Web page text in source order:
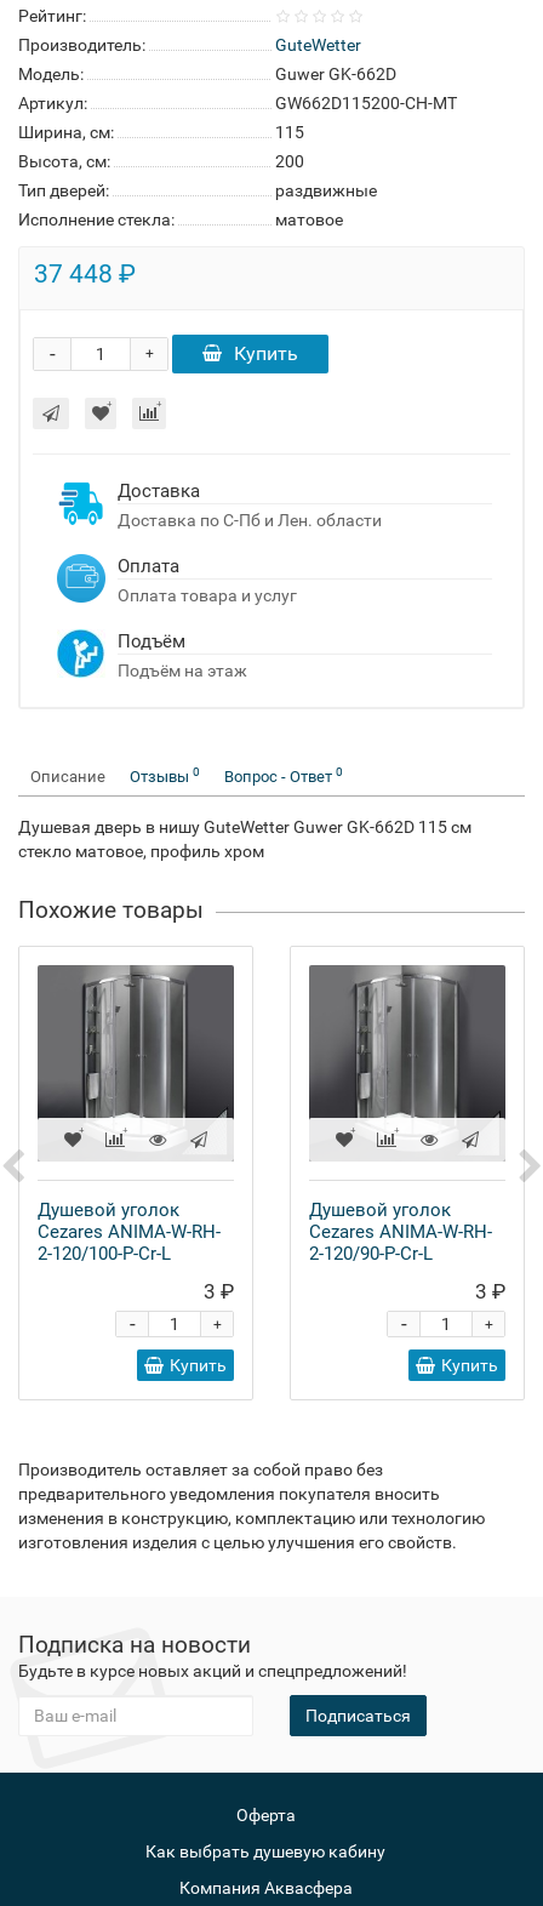
Рейтинг:
Производитель:
GuteWetter
Модель:
Guwer GK-662D
Артикул:
GW662D115200-CH-MT
Ширина, см:
115
Высота, см:
200
Тип дверей:
раздвижные
Исполнение стекла:
матовое
37 448 ₽
+
- Купить
Доставка
Доставка по С-Пб и Лен. области
Оплата
Оплата товара и услуг
Подъём
Подъём на этаж
Описание Отзывы 0 Вопрос - Ответ 0
Душевая дверь в нишу GuteWetter Guwer GK-662D 115 см
стекло матовое, профиль хром
Похожие товары
Душевой уголок
Cezares ANIMA-W-RH-
2-120/100-P-Cr-L
3 ₽
+
-
Купить
Душевой уголок
Cezares ANIMA-W-RH-
2-120/90-P-Cr-L
3 ₽
+
-
Купить
Производитель оставляет за собой право без
предварительного уведомления покупателя вносить
изменения в конструкцию, комплектацию или технологию
изготовления изделия с целью улучшения его свойств.
Подписка на новости
Будьте в курсе новых акций и спецпредложений!
Подписаться
Оферта
Как выбрать душевую кабину
Компания Аквасфера